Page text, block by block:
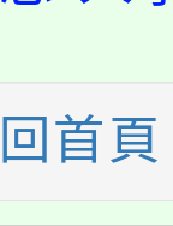
結果(
知識
學生
民語歌
年度第
結果(
度第
首頁